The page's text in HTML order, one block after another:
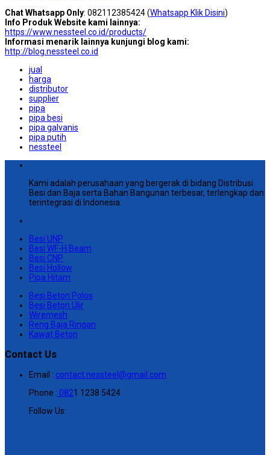
Chat Whatsapp Only: 082112385424 (Whatsapp Klik Disini)
Info Produk Website kami lainnya:
https://www.nessteel.co.id/products/
Informasi menarik lainnya kunjungi blog kami:
http://blog.nessteel.co.id
jual
harga
distributor
supplier
pipa
pipa besi
pipa galvanis
pipa putih
nessteel
Kami adalah perusahaan yang bergerak di bidang Distribusi
Besi dan Baja serta Bahan Bangunan terbesar, terlengkap dan
terintegrasi di Indonesia.
Besi UNP
Besi WF-H Beam
Besi CNP
Besi Hollow
Pipa Hitam
Besi Beton Polos
Besi Beton Ulir
Wiremesh
Reng Baja Ringan
Kawat Beton
Contact Us
Email : contact.nessteel@gmail.com
Phone : 0821 1238 5424
Follow Us: